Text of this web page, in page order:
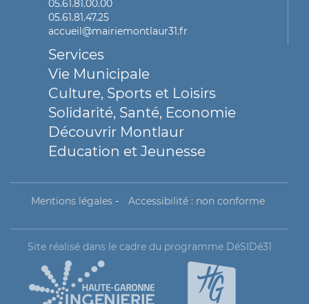
05.61.81.00.00
05.61.81.47.25
accueil@mairiemontlaur31.fr
Services
Vie Municipale
Culture, Sports et Loisirs
Solidarité, Santé, Economie
Découvrir Montlaur
Education et Jeunesse
Mentions légales- Accessibilité : non conforme
Site réalisé dans le cadre du programme DéSIDé31